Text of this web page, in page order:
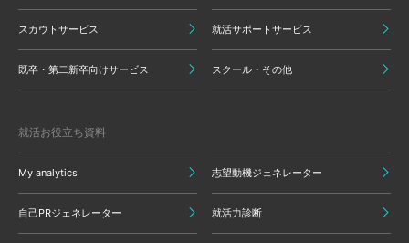
スカウトサービス 就活サポートサービス
既卒・第二新卒向けサービス スクール・その他
就活お役立ち資料
My analytics 志望動機ジェネレーター
自己PRジェネレーター 就活力診断